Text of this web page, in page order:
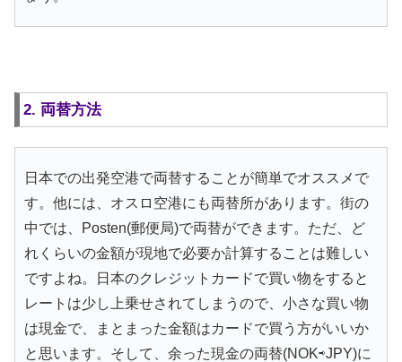
2. 両替方法
日本での出発空港で両替することが簡単でオススメで
す。他には、オスロ空港にも両替所があります。街の
中では、Posten(郵便局)で両替ができます。ただ、ど
れくらいの金額が現地で必要か計算することは難しい
ですよね。日本のクレジットカードで買い物をすると
レートは少し上乗せされてしまうので、小さな買い物
は現金で、まとまった金額はカードで買う方がいいか
と思います。そして、余った現金の両替(NOK⇨JPY)に